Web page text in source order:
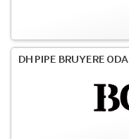
DH PIPE BRUYERE ODA